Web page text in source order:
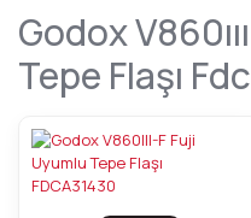
Godox
Tepe Flaşı